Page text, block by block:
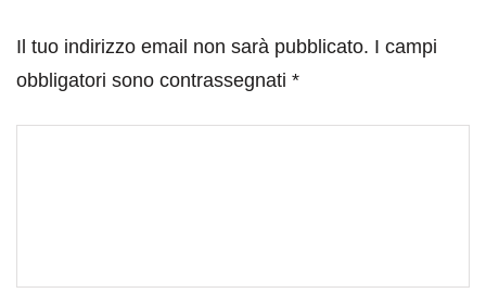
Il tuo indirizzo email non sarà pubblicato. I campi
obbligatori sono contrassegnati *